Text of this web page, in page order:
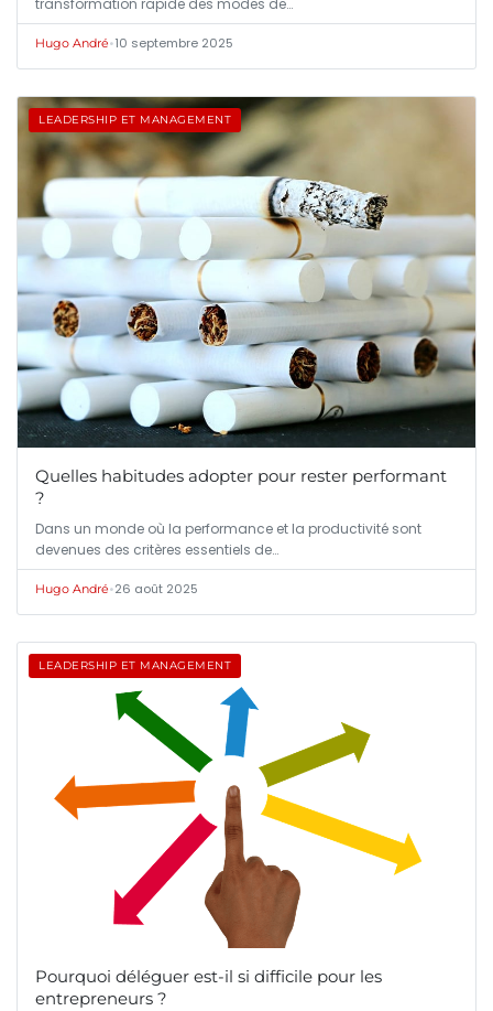
Hugo André•10 septembre 2025
LEADERSHIP ET MANAGEMENT
Quelles habitudes adopter pour rester performant
?
Dans un monde où la performance et la productivité sont
devenues des critères essentiels de…
Hugo André•26 août 2025
LEADERSHIP ET MANAGEMENT
Pourquoi déléguer est-il si difficile pour les
entrepreneurs ?